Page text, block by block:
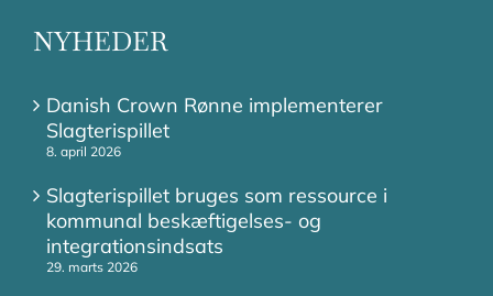
NYHEDER
Danish Crown Rønne implementerer
Slagterispillet
8. april 2026
Slagterispillet bruges som ressource i
kommunal beskæftigelses- og
integrationsindsats
29. marts 2026